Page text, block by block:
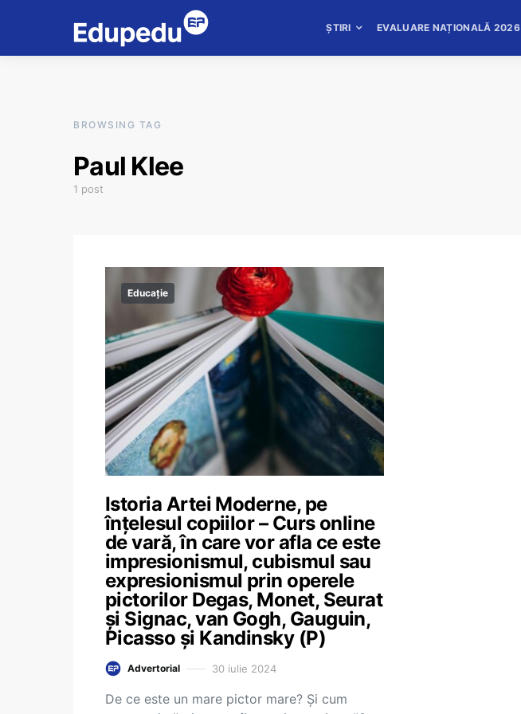
ȘTIRI EVALUARE NAȚIONALĂ 2026
BROWSING TAG
Paul Klee
1 post
Educație
Istoria Artei Moderne, pe
înțelesul copiilor – Curs online
de vară, în care vor afla ce este
impresionismul, cubismul sau
expresionismul prin operele
pictorilor Degas, Monet, Seurat
și Signac, van Gogh, Gauguin,
Picasso și Kandinsky (P)
Advertorial 30 iulie 2024
De ce este un mare pictor mare? Și cum